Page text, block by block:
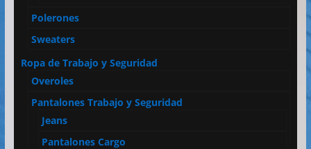
Polerones
Sweaters
Ropa de Trabajo y Seguridad
Overoles
Pantalones Trabajo y Seguridad
Jeans
Pantalones Cargo